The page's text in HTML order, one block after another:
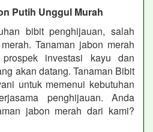
Putih Unggul Murah
bibit penghijauan, salah
Tanaman jabon merah
investasi kayu dan
akan datang. Tanaman Bibit
untuk memenui kebutuhan
penghijauan. Anda
jabon merah dari kami?